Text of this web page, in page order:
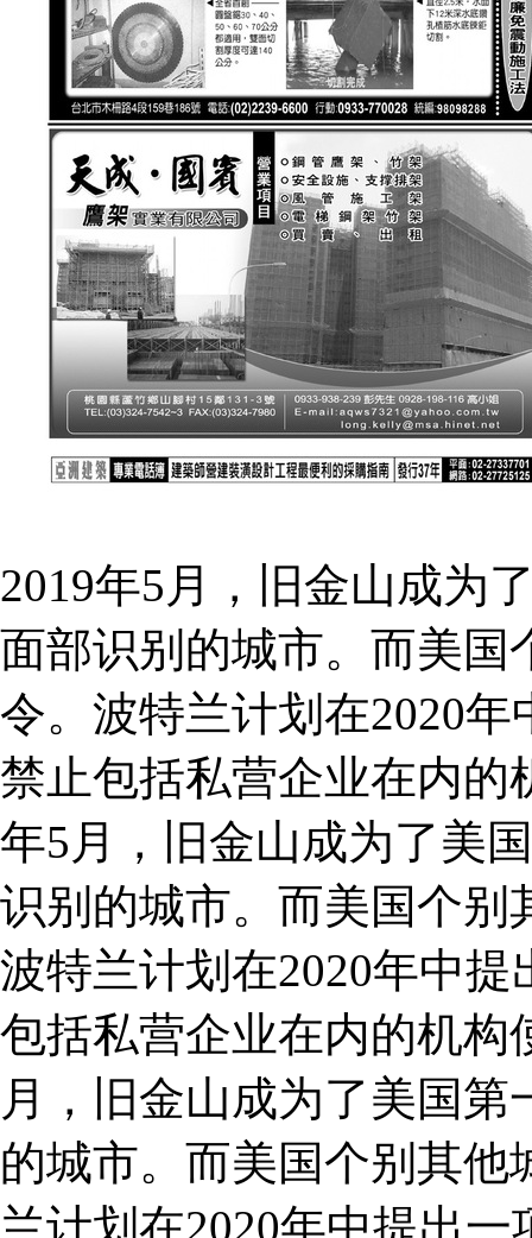
2019年5月，旧金山成为
面部识别的城市。而美国
令。波特兰计划在2020
禁止包括私营企业在内的
年5月，旧金山成为了美
识别的城市。而美国个别
波特兰计划在2020年中
包括私营企业在内的机构
月，旧金山成为了美国
的城市。而美国个别其
兰计划在2020年中提出